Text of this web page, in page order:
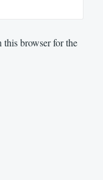
this browser for the